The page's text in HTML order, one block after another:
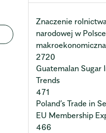
Znaczenie
narodowej w
2720
Guatemalan Sugar
Trends
471
Poland’s Trade in
EU Membership
466